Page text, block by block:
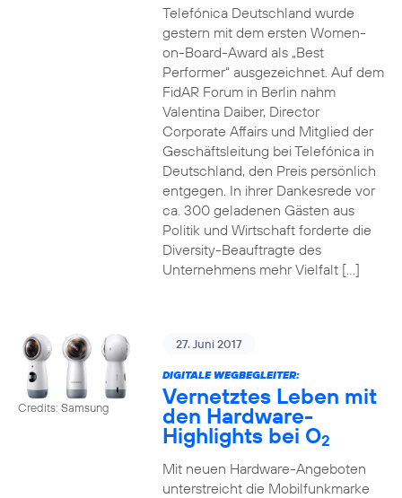
Telefónica Deutschland wurde
gestern mit dem ersten Women-
on-Board-Award als „Best
Performer“ ausgezeichnet. Auf dem
FidAR Forum in Berlin nahm
Valentina Daiber, Director
Corporate Affairs und Mitglied der
Geschäftsleitung bei Telefónica in
Deutschland, den Preis persönlich
entgegen. In ihrer Dankesrede vor
ca. 300 geladenen Gästen aus
Politik und Wirtschaft forderte die
Diversity-Beauftragte des
Unternehmens mehr Vielfalt […]
Credits: Samsung
27. Juni 2017
DIGITALE WEGBEGLEITER:
Vernetztes Leben mit
den Hardware-
Highlights bei O2
Mit neuen Hardware-Angeboten
unterstreicht die Mobilfunkmarke